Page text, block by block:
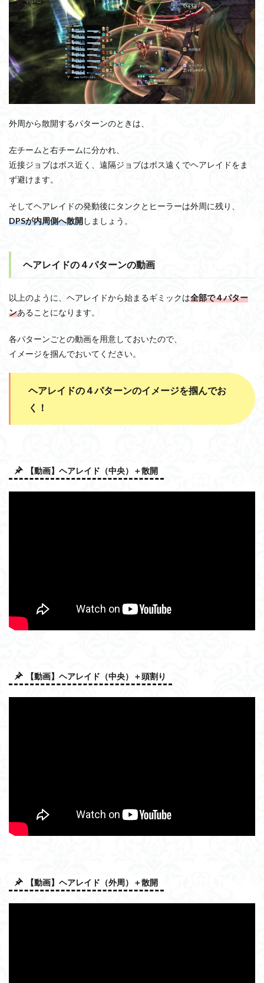
外周から散開するパターンのときは、
左チームと右チームに分かれ、
近接ジョブはボス近く、遠隔ジョブはボス遠くでヘアレイドをま
ず避けます。
そしてヘアレイドの発動後にタンクとヒーラーは外周に残り、
DPSが内周側へ散開しましょう。
ヘアレイドの４パターンの動画
以上のように、ヘアレイドから始まるギミックは全部で４パター
ンあることになります。
各パターンごとの動画を用意しておいたので、
イメージを掴んでおいてください。
ヘアレイドの４パターンのイメージを掴んでお
く！
【動画】ヘアレイド（中央）＋散開
【動画】ヘアレイド（中央）＋頭割り
【動画】ヘアレイド（外周）＋散開